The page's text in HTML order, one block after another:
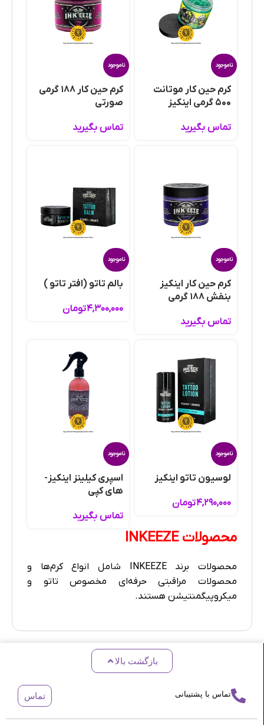
ناموجود
کرم حین کار موتانت
۵۰۰ گرمی اینکیز
تماس بگیرید
ناموجود
کرم حین کار ۱۸۸ گرمی
صورتی
تماس بگیرید
ناموجود
کرم حین کار اینکیز
بنفش ۱۸۸ گرمی
تماس بگیرید
ناموجود
بالم تاتو (افتر تاتو )
۴,۳۰۰,۰۰۰تومان
ناموجود
لوسیون تاتو اینکیز
۴,۲۹۰,۰۰۰تومان
ناموجود
اسپری کیلینز اینکیز-
های کپی
تماس بگیرید
محصولات INKEEZE
محصولات برند INKEEZE شامل انواع کرم‌ها و
محصولات مراقبتی حرفه‌ای مخصوص تاتو و
میکروپیگمنتیشن هستند.
بازگشت بالا
تماس با پشتیبانی تماس